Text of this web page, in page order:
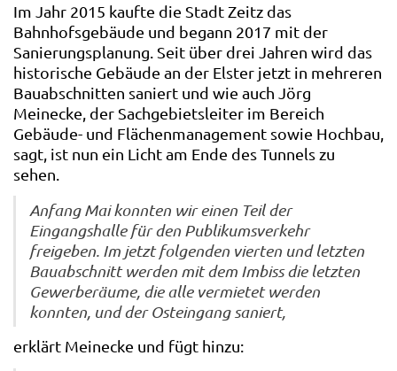
Im Jahr 2015 kaufte die Stadt Zeitz das
Bahnhofsgebäude und begann 2017 mit der
Sanierungsplanung. Seit über drei Jahren wird das
historische Gebäude an der Elster jetzt in mehreren
Bauabschnitten saniert und wie auch Jörg
Meinecke, der Sachgebietsleiter im Bereich
Gebäude- und Flächenmanagement sowie Hochbau,
sagt, ist nun ein Licht am Ende des Tunnels zu
sehen.
Anfang Mai konnten wir einen Teil der
Eingangshalle für den Publikumsverkehr
freigeben. Im jetzt folgenden vierten und letzten
Bauabschnitt werden mit dem Imbiss die letzten
Gewerberäume, die alle vermietet werden
konnten, und der Osteingang saniert,
erklärt Meinecke und fügt hinzu: